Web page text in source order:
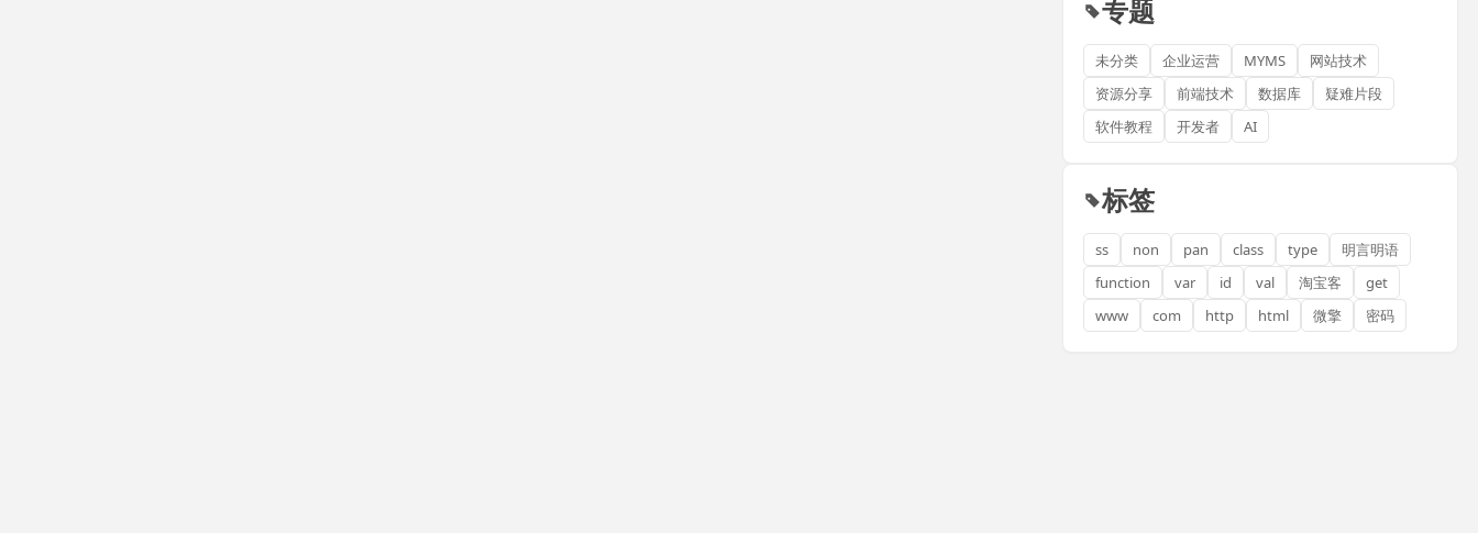
专题
未分类 企业运营 MYMS
网站技术
资源分享
前端技术 数据库
疑难片段
软件教程
开发者 AI
标签
ss non pan class type
明言明语
function
var id val 淘宝客
get
www
com http html 微擎 密码